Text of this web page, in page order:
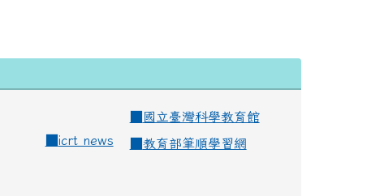
國立臺灣科學教育館
icrt news
教育部筆順學習網